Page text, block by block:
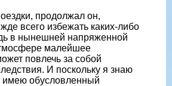
продолжал он,
всего избежать каких-либо
в нынешней напряженной
малейшее
повлечь за собой
И поскольку я знаю
имею обусловленный